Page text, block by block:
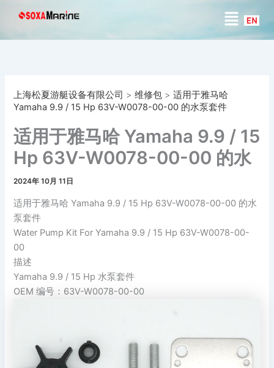
菜
单
上海松夏游艇设备有限公司 >维修包 >适用于雅马哈
Yamaha 9.9 / 15 Hp 63V-W0078-00-00 的水泵套件
适用于雅马哈 Yamaha 9.9 / 15
Hp 63V-W0078-00-00 的水
泵套件
2024年 10月 11日
适用于雅马哈 Yamaha 9.9 / 15 Hp 63V-W0078-00-00 的水
泵套件
Water Pump Kit For Yamaha 9.9 / 15 Hp 63V-W0078-00-
00
描述
Yamaha 9.9 / 15 Hp 水泵套件
OEM 编号：63V-W0078-00-00
索